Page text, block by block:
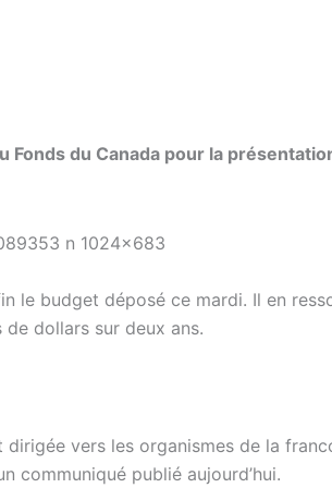
du Canada pour la
le budget déposé ce mardi. Il en
dollars sur deux ans.
dirigée vers les organismes de la
communiqué publié aujourd’hui.